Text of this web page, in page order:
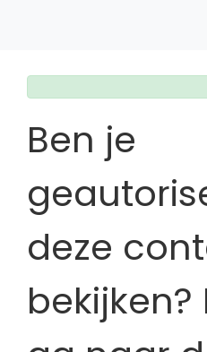
Ben je
deze
bekijken?